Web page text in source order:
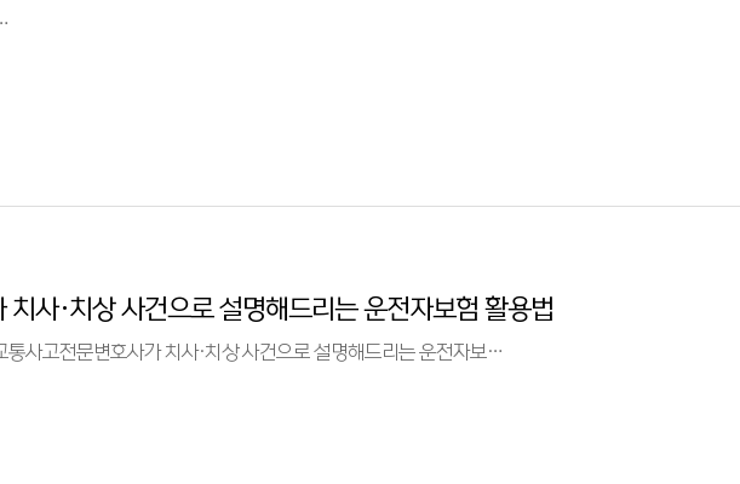
사·치상 사건으로 설명해드리는 운전자보험 활용법
사고전문변호사 사례 동탄교통사고전문변호사가 치사·치상 사건으로 설명해드리는 운전자보…